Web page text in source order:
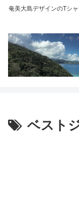
奄美大島デザインのTシ
ベスト